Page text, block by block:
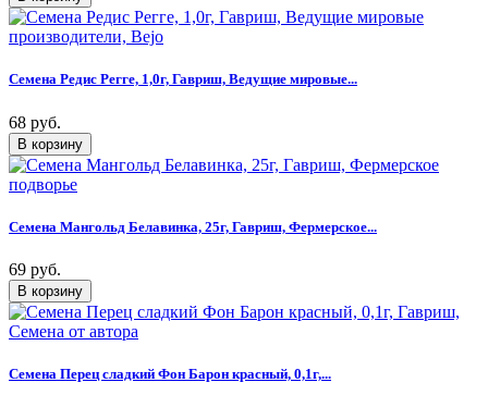
Семена Редис Регге, 1,0г, Гавриш, Ведущие мировые...
68 руб.
Семена Мангольд Белавинка, 25г, Гавриш, Фермерское...
69 руб.
Семена Перец сладкий Фон Барон красный, 0,1г,...